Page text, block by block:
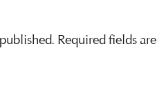
Required fields